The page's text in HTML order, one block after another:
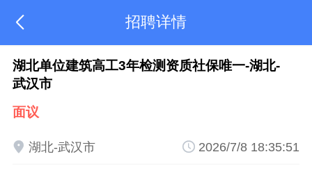
 招聘详情
湖北单位建筑高工3年检测资质社保唯一-湖北-
武汉市
面议
 湖北-武汉市  2026/7/8 18:35:51